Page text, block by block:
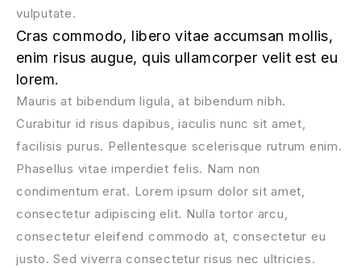
vulputate.
Cras commodo, libero vitae accumsan mollis,
enim risus augue, quis ullamcorper velit est eu
lorem.
Mauris at bibendum ligula, at bibendum nibh.
Curabitur id risus dapibus, iaculis nunc sit amet,
facilisis purus. Pellentesque scelerisque rutrum enim.
Phasellus vitae imperdiet felis. Nam non
condimentum erat. Lorem ipsum dolor sit amet,
consectetur adipiscing elit. Nulla tortor arcu,
consectetur eleifend commodo at, consectetur eu
justo. Sed viverra consectetur risus nec ultricies.